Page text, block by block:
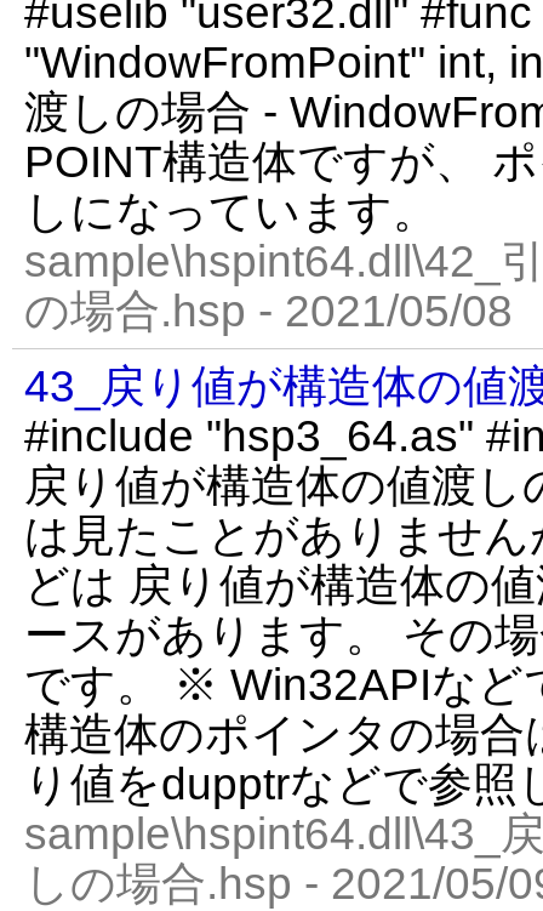
#uselib "user32.dll"
"WindowFromPoint" int,
渡しの場合 -
POINT構造体ですが、
しになっています。
sample\hspint64.dll\42_
の場合.hsp - 2021/05/08
43_戻り値が構造体の値
#include "hsp3_64.as"
戻り値が構造体の値渡
は見たことがありませ
どは 戻り値が構造体の
ースがあります。 その
です。 ※ Win32APIなど
構造体のポインタの場
り値をdupptrなどで参照
sample\hspint64.dll\43_
しの場合.hsp - 2021/05/